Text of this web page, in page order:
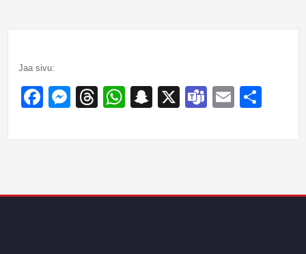
Jaa sivu:
Facebook
Messenger
Threads
WhatsApp
Snapchat
X TeamsEmail